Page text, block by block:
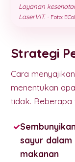
Layanan
LaserVIT. · Foto:
Strategi
Cara
menentukan
tidak.
Sembunyikan
sayur dalam
makanan